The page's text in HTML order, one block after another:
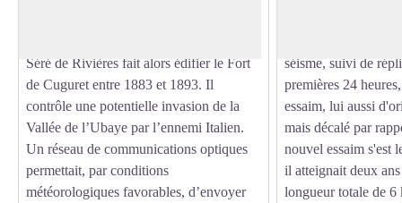
Séré de Rivières fait alors édifier le Fort
de Cuguret entre 1883 et 1893. Il
contrôle une potentielle invasion de la
Vallée de l’Ubaye par l’ennemi Italien.
Un réseau de communications optiques
permettait, par conditions
météorologiques favorables, d’envoyer
séisme, suivi de
premières 24
essaim, lui aussi
mais décalé par
nouvel essaim s'est
il atteignait deux
longueur totale de